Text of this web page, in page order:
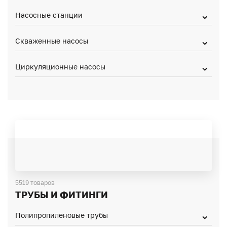
Насосные станции
Скваженные насосы
Циркуляционные насосы
5519 товаров
ТРУБЫ И ФИТИНГИ
Полипропиленовые трубы